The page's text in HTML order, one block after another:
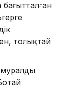
бағытталған
толықтай